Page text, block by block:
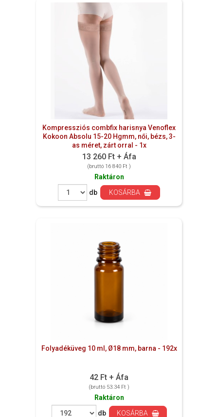
Kompressziós combfix harisnya Venoflex
Kokoon Absolu 15-20 Hgmm, női, bézs, 3-
as méret, zárt orral - 1x
13 260 Ft + Áfa
(bruttó 16 840 Ft )
Raktáron
db
KOSÁRBA
Folyadéküveg 10 ml, Ø18 mm, barna - 192x
42 Ft + Áfa
(bruttó 53.34 Ft )
Raktáron
db
KOSÁRBA